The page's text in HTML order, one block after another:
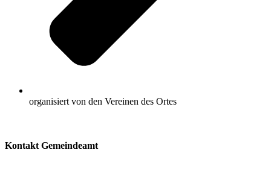
organisiert von den Vereinen des Ortes
Kontakt Gemeindeamt